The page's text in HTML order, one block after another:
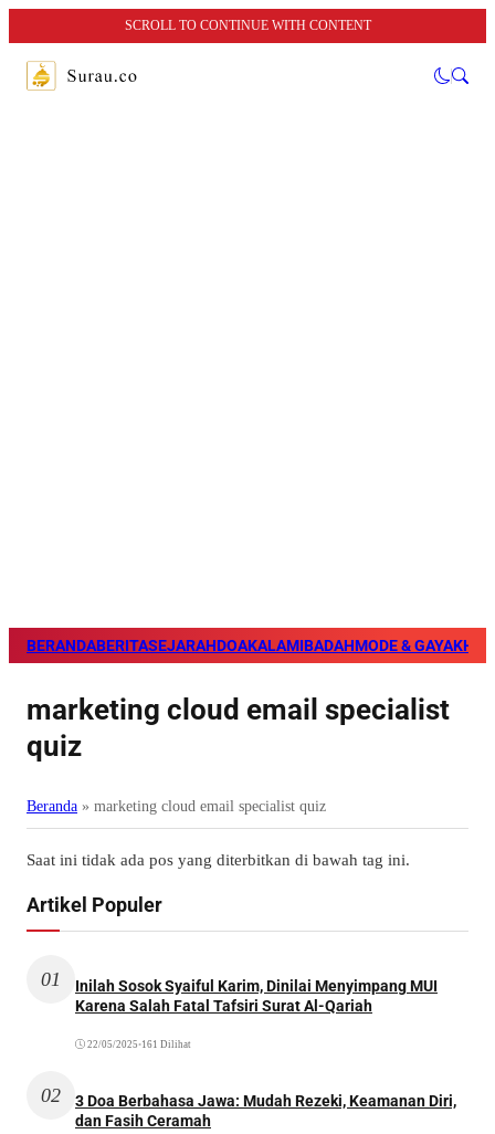
SCROLL TO CONTINUE WITH CONTENT
BERANDABERITASEJARAHDOAKALAMIBADAHMODE & GAYA
marketing cloud email specialist
quiz
Beranda » marketing cloud email specialist quiz
Saat ini tidak ada pos yang diterbitkan di bawah tag ini.
Artikel Populer
01
Inilah Sosok Syaiful Karim, Dinilai Menyimpang MUI
Karena Salah Fatal Tafsiri Surat Al-Qariah
22/05/2025 •161 Dilihat
02
3 Doa Berbahasa Jawa: Mudah Rezeki, Keamanan Diri,
dan Fasih Ceramah